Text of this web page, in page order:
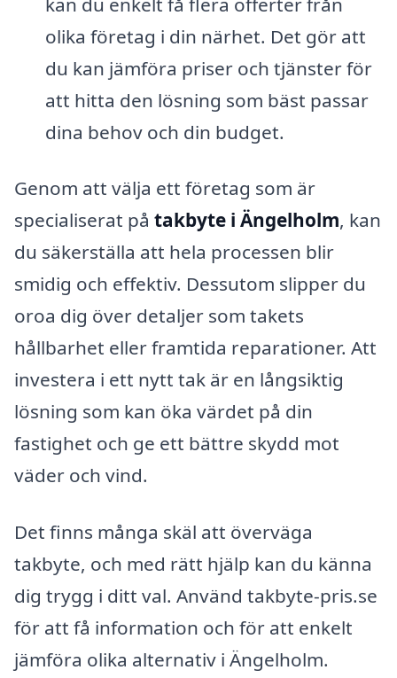
olika företag i din närhet. Det gör att
du kan jämföra priser och tjänster för
att hitta den lösning som bäst passar
dina behov och din budget.
Genom att välja ett företag som är
specialiserat på takbyte i Ängelholm, kan
du säkerställa att hela processen blir
smidig och effektiv. Dessutom slipper du
oroa dig över detaljer som takets
hållbarhet eller framtida reparationer. Att
investera i ett nytt tak är en långsiktig
lösning som kan öka värdet på din
fastighet och ge ett bättre skydd mot
väder och vind.
Det finns många skäl att överväga
takbyte, och med rätt hjälp kan du känna
dig trygg i ditt val. Använd takbyte-pris.se
för att få information och för att enkelt
jämföra olika alternativ i Ängelholm.